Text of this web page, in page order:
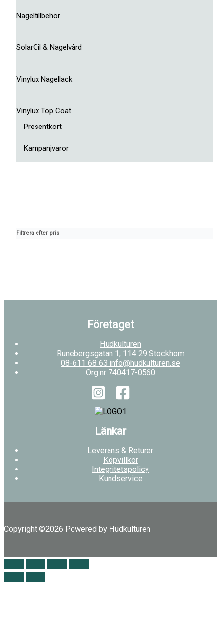
Nageltillbehör
SolarOil & Nagelvård
Vinylux Nagellack
Vinylux Top Coat
Presentkort
Kampanjvaror
Filtrera efter pris
Företaget
Hudkulturen
Runebergsgatan 1, 114 29 Stockhom
08-611 68 63 info@hudkulturen.se
Org.nr 740417-0560
Länkar
Leverans & Returer
Köpvillkor
Integritetspolicy
Kundservice
Copyright ©2026 Powered by Hudkulturen